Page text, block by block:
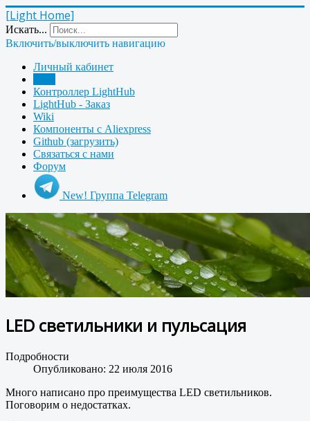
[Light Home]
Искать...
Включить/выключить навигацию
Личный кабинет
Контроллер LightHub
LightHub - Заказ
Wiki
Компоненты с Aliexpress
Github (загрузить)
Связаться с нами
Форум
New! Группа Telegram
LED светильники и пульсация
Подробности
Опубликовано: 22 июля 2016
Много написано про преимущества LED светильников.
Поговорим о недостатках.